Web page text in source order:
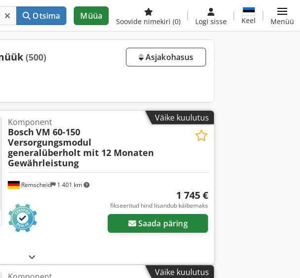
Otsima Müüa
Soovide nimekiri (0) Logi sisse Keel Menüü
(500) Asjakohasus
Väike kuulutus
Remscheid 1 401 km
Komponent
Bosch VM 60-150
Versorgungsmodul
generalüberholt mit 12 Monaten
Gewährleistung
1 745 €
fikseeritud hind lisandub käibemaks
Saada päring
Väike kuulutus